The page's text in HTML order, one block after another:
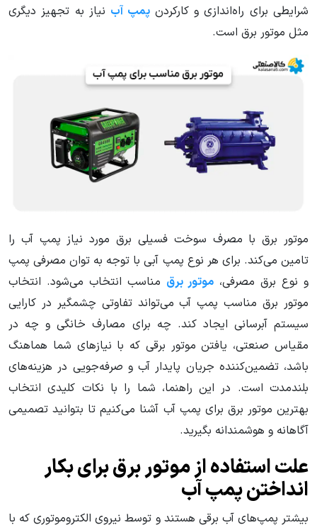
شرایطی برای راه‌اندازی و کارکردنپمپ آب نیاز به تجهیز دیگری
مثل موتور برق است.
موتور برق با مصرف سوخت فسیلی برق مورد نیاز پمپ آب را
تامین می‌کند. برای هر نوع پمپ آبی با توجه به توان مصرفی پمپ
و نوع برق مصرفی، موتور برق مناسب انتخاب می‌شود. انتخاب
موتور برق مناسب پمپ آب می‌تواند تفاوتی چشمگیر در کارایی
سیستم آبرسانی ایجاد کند. چه برای مصارف خانگی و چه در
مقیاس صنعتی، یافتن موتور برقی که با نیازهای شما هماهنگ
باشد، تضمین‌کننده جریان پایدار آب و صرفه‌جویی در هزینه‌های
بلندمدت است. در این راهنما، شما را با نکات کلیدی انتخاب
بهترین موتور برق برای پمپ آب آشنا می‌کنیم تا بتوانید تصمیمی
آگاهانه و هوشمندانه بگیرید.
علت استفاده از موتور برق برای بکار
انداختن پمپ آب
بیشتر پمپ‌های آب برقی هستند و توسط نیروی الکتروموتوری که با